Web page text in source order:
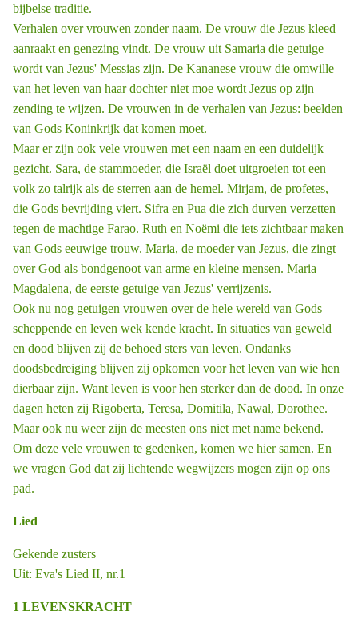
bijbelse traditie.
Verhalen over vrouwen zonder naam. De vrouw die Jezus kleed
aanraakt en genezing vindt. De vrouw uit Samaria die getuige
wordt van Jezus' Messias zijn. De Kananese vrouw die omwille
van het leven van haar dochter niet moe wordt Jezus op zijn
zending te wijzen. De vrouwen in de verhalen van Jezus: beelden
van Gods Koninkrijk dat komen moet.
Maar er zijn ook vele vrouwen met een naam en een duidelijk
gezicht. Sara, de stammoeder, die Israël doet uitgroeien tot een
volk zo talrijk als de sterren aan de hemel. Mirjam, de profetes,
die Gods bevrijding viert. Sifra en Pua die zich durven verzetten
tegen de machtige Farao. Ruth en Noëmi die iets zichtbaar maken
van Gods eeuwige trouw. Maria, de moeder van Jezus, die zingt
over God als bondgenoot van arme en kleine mensen. Maria
Magdalena, de eerste getuige van Jezus' verrijzenis.
Ook nu nog getuigen vrouwen over de hele wereld van Gods
scheppende en leven ­wek ­kende kracht. In situaties van geweld
en dood blijven zij de behoed ­sters van leven. Ondanks
doodsbedreiging blijven zij opkomen voor het leven van wie hen
dierbaar zijn. Want leven is voor hen sterker dan de dood. In onze
dagen heten zij Rigoberta, Teresa, Domitila, Nawal, Dorothee.
Maar ook nu weer zijn de meesten ons niet met name bekend.
Om deze vele vrouwen te gedenken, komen we hier samen. En
we vragen God dat zij lichtende wegwijzers mogen zijn op ons
pad.
Lied
Gekende zusters
Uit: Eva's Lied II, nr.1
1 LEVENSKRACHT